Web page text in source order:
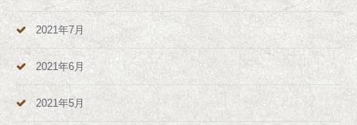
2021年7月
2021年6月
2021年5月